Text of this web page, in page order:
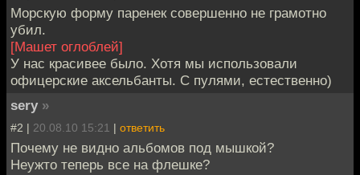
Морскую форму паренек совершенно не грамотно
убил.
[Машет оглоблей]
У нас красивее было. Хотя мы использовали
офицерские аксельбанты. С пулями, естественно)
sery »
#2 | 20.08.10 15:21 | ответить
Почему не видно альбомов под мышкой?
Неужто теперь все на флешке?